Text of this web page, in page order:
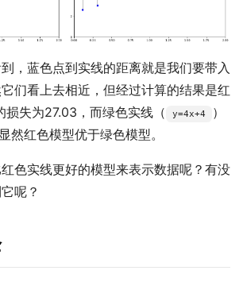
，蓝色点到实线的距离就是我们要带入
们看上去相近，但经过计算的结果是红
损失为27.03，而绿色实线（ y=4x+4
）
然红色模型优于绿色模型。
色实线更好的模型来表示数据呢？有没
呢？